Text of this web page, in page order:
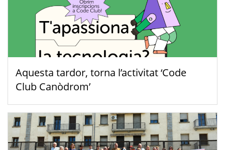
Aquesta tardor, torna l’activitat ‘Code
Club Canòdrom’